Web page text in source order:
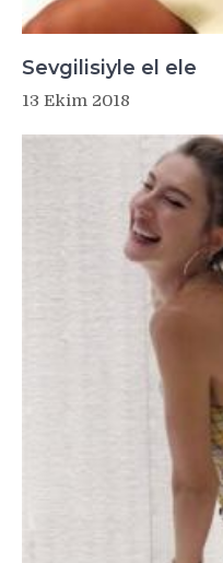
Sevgilisiyle el ele
13 Ekim 2018